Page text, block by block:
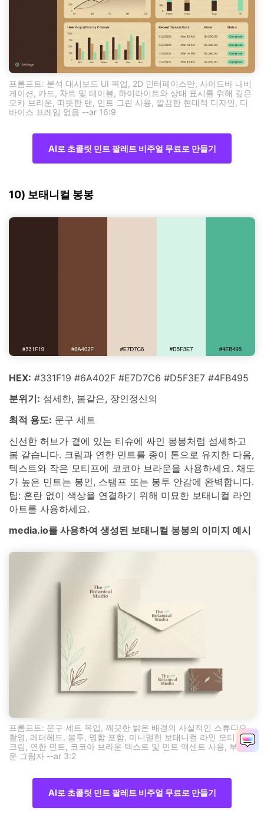
프롬프트: 분석 대시보드 UI 목업, 2D 인터페이스만, 사이드바 내비
게이션, 카드, 차트 및 테이블, 하이라이트와 상태 표시를 위해 깊은
모카 브라운, 따뜻한 탠, 민트 그린 사용, 깔끔한 현대적 디자인, 디
바이스 프레임 없음 --ar 16:9
AI로 초콜릿 민트 팔레트 비주얼 무료로 만들기
10) 보태니컬 봉봉
HEX: #331F19 #6A402F #E7D7C6 #D5F3E7 #4FB495
분위기: 섬세한, 봄같은, 장인정신의
최적 용도: 문구 세트
신선한 허브가 곁에 있는 티슈에 싸인 봉봉처럼 섬세하고
봄 같습니다. 크림과 연한 민트를 종이 톤으로 유지한 다음,
텍스트와 작은 모티프에 코코아 브라운을 사용하세요. 채도
가 높은 민트는 봉인, 스탬프 또는 봉투 안감에 완벽합니다.
팁: 혼란 없이 색상을 연결하기 위해 미묘한 보태니컬 라인
아트를 사용하세요.
media.io를 사용하여 생성된 보태니컬 봉봉의 이미지 예시
프롬프트: 문구 세트 목업, 깨끗한 밝은 배경의 사실적인 스튜디오
촬영, 레터헤드, 봉투, 명함 포함, 미니멀한 보태니컬 라인 모티프,
크림, 연한 민트, 코코아 브라운 텍스트 및 민트 액센트 사용, 부드러
운 그림자 --ar 3:2
AI로 초콜릿 민트 팔레트 비주얼 무료로 만들기